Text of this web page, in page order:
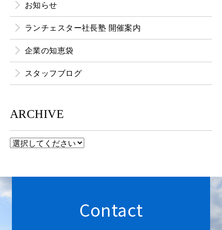
お知らせ
ランチェスター社長塾 開催案内
企業の知恵袋
スタッフブログ
ARCHIVE
Contact